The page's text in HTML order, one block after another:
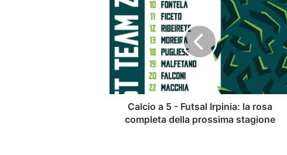
Futsal
Irpinia:
la
rosa
completa
prossima
Calcio a 5 - Futsal Irpinia: la rosa
completa della prossima stagione